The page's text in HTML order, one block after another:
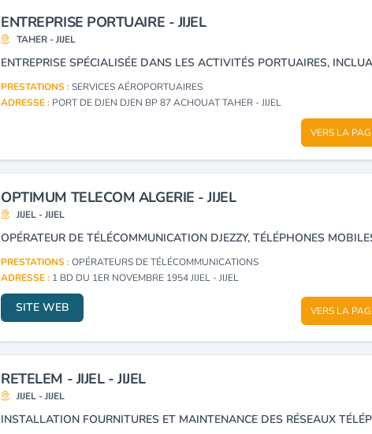
ENTREPRISE PORTUAIRE - JIJEL
TAHER - JIJEL
PRESTATIONS :SERVICES AÉROPORTUAIRES
ADRESSE : PORT DE DJEN DJEN BP 87 ACHOUAT TAHER - JIJEL
VERS LA
OPTIMUM TELECOM ALGERIE - JIJEL
JIJEL - JIJEL
OPÉRATEUR DE TÉLÉCOMMUNICATION DJEZZY, TÉLÉPHONES
PRESTATIONS :OPÉRATEURS DE TÉLÉCOMMUNICATIONS
ADRESSE : 1 BD DU 1ER NOVEMBRE 1954 JIJEL - JIJEL
SITE WEB VERS LA
RETELEM - JIJEL - JIJEL
JIJEL - JIJEL